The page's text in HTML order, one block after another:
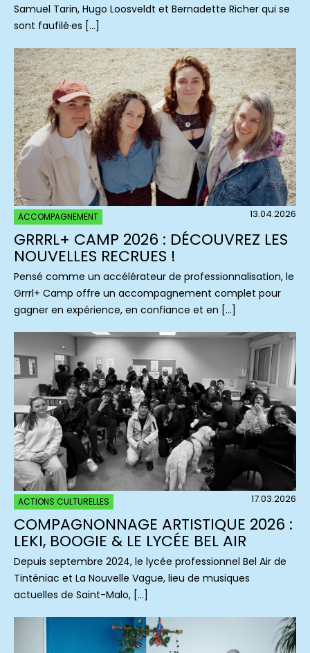
Samuel Tarin, Hugo Loosveldt et Bernadette Richer qui se
sont faufilé·es […]
ACCOMPAGNEMENT 13.04.2026
GRRRL+ CAMP 2026 : DÉCOUVREZ LES
NOUVELLES RECRUES !
Pensé comme un accélérateur de professionnalisation, le
Grrrl+ Camp offre un accompagnement complet pour
gagner en expérience, en confiance et en […]
ACTIONS CULTURELLES 17.03.2026
COMPAGNONNAGE ARTISTIQUE 2026 :
LEKI, BOOGIE & LE LYCÉE BEL AIR
Depuis septembre 2024, le lycée professionnel Bel Air de
Tinténiac et La Nouvelle Vague, lieu de musiques
actuelles de Saint-Malo, […]